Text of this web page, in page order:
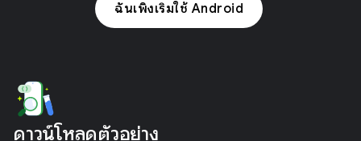
ฉันเพิ่งเริ่มใช้ Android
ดาวน์โหลดตัวอย่าง